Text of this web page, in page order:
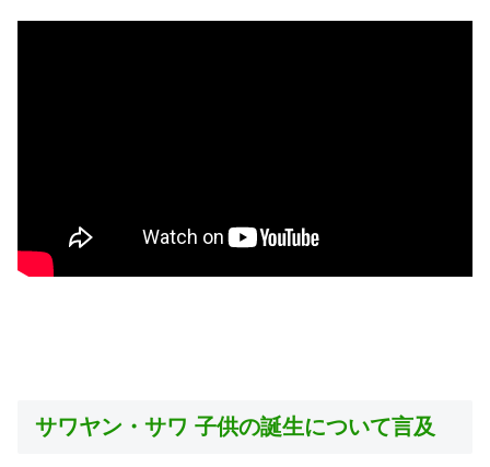
サワヤン・サワ 子供の誕生について言及